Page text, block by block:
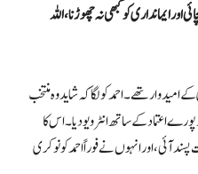
اور ایمانداری کو کبھی نہ چھوڑنا، اللہ
تھے۔ احمد کو لگا کہ شاید وہ منتخب
اعتماد کے ساتھ انٹرویو دیا۔ اس کا
پسند آئی، اور انہوں نے فوراً احمد کو نوکری